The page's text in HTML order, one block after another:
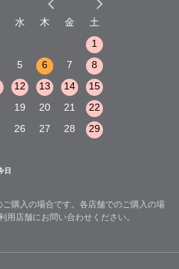
水 木 金
土
1
5 6 7
8
12 13 14
15
19 20 21
22
26 27 28
29
日
購入の場合です。各店舗でのご購入の場
用店舗にお問い合わせください。